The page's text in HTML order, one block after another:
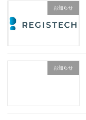
お知らせ
お知らせ